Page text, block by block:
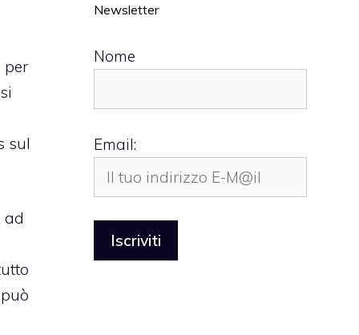
per
sul
ad
Newsletter
Nome
Email: